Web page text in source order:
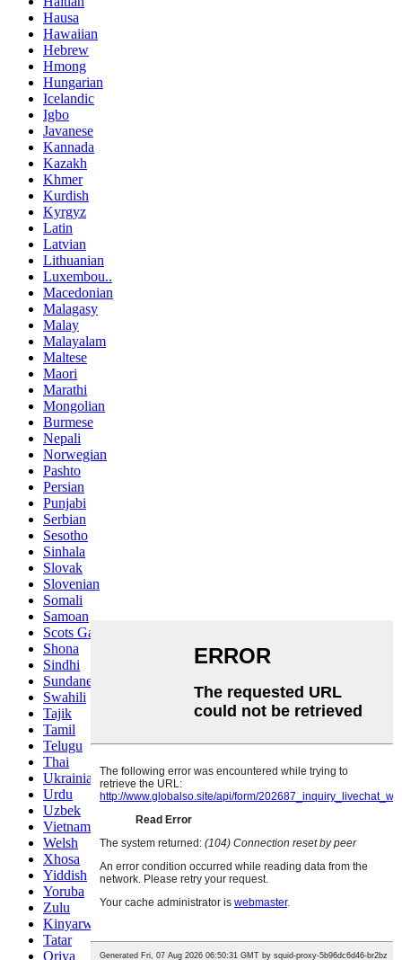
Hausa
Hawaiian
Hebrew
Hmong
Hungarian
Icelandic
Igbo
Javanese
Kannada
Kazakh
Khmer
Kurdish
Kyrgyz
Latin
Latvian
Lithuanian
Luxembou..
Macedonian
Malagasy
Malay
Malayalam
Maltese
Maori
Marathi
Mongolian
Burmese
Nepali
Norwegian
Pashto
Persian
Punjabi
Serbian
Sesotho
Sinhala
Slovak
Slovenian
Somali
Samoan
Scots Gaelic
Shona
Sindhi
Sundanese
Swahili
Tajik
Tamil
Telugu
Thai
Ukrainian
Urdu
Uzbek
Vietnamese
Welsh
Xhosa
Yiddish
Yoruba
Zulu
Kinyarwanda
Tatar
Oriya